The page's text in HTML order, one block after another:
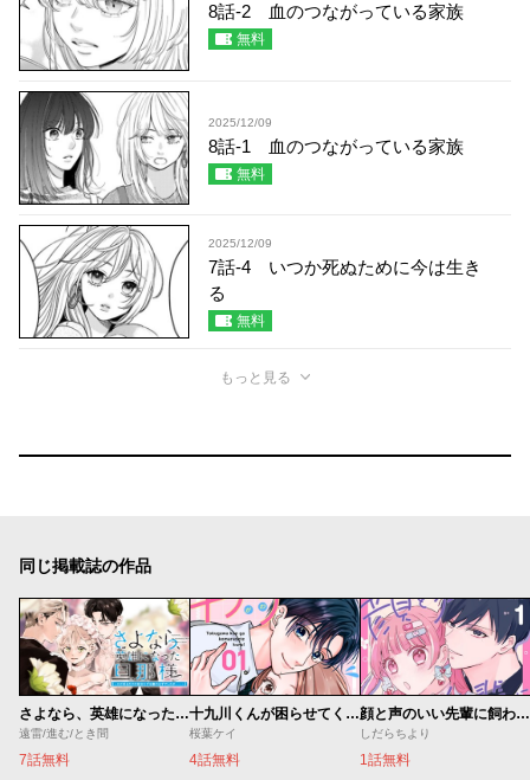
8話-2 血のつながっている家族
無料
2025/12/09
8話-1 血のつながっている家族
無料
2025/12/09
7話-4 いつか死ぬために今は生き
る
無料
もっと見る
同じ掲載誌の作品
さよなら、英雄になった旦那様 ～ただ祈るだけの役立たずな妻のはずでしたが……～
遠雷/進む/とき間
7話無料
十九川くんが困らせてくる！
桜葉ケイ
4話無料
顔と声のいい先輩に飼われてます。
しだらちより
1話無料